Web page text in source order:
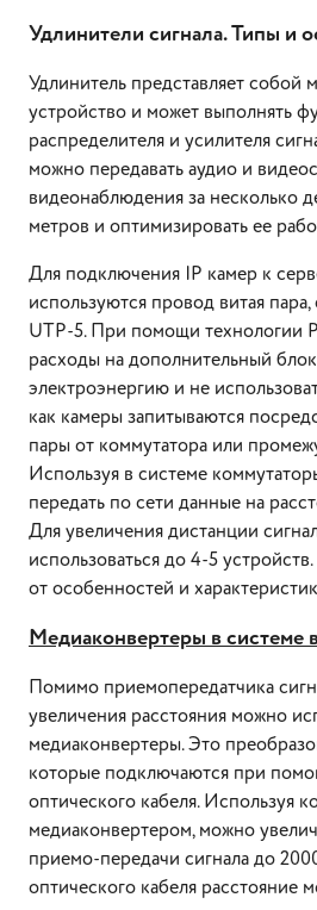
Удлинители сигнала. Типы и
Удлинитель представляет собой
устройство и может выполнять
распределителя и усилителя
можно передавать аудио и
видеонаблюдения за несколько
метров и оптимизировать ее
Для подключения IP камер к
используются провод витая
UTP-5. При помощи технологии
расходы на дополнительный
электроэнергию и не
как камеры запитываются
пары от коммутатора или
Используя в системе
передать по сети данные на
Для увеличения дистанции
использоваться до 4-5
от особенностей и
Медиаконвертеры в системе
Помимо приемопередатчика
увеличения расстояния можно
медиаконвертеры. Это
которые подключаются при
оптического кабеля. Используя
медиаконвертером, можно
приемо-передачи сигнала до
оптического кабеля расстояние